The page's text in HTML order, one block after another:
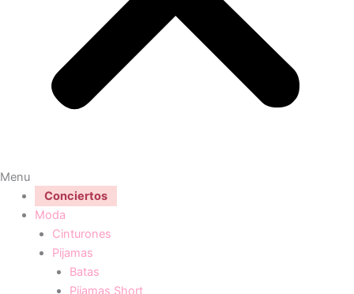
Menu
Conciertos
Moda
Cinturones
Pijamas
Batas
Pijamas Short